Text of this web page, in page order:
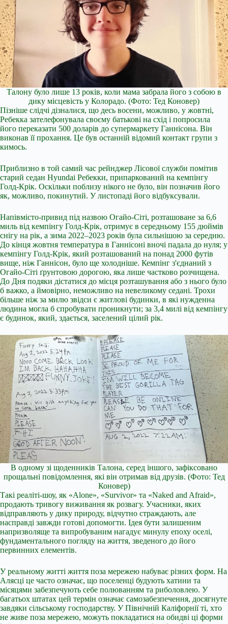
Талону було лише 13 років, коли мама забрала його з собою в
дику місцевість у Колорадо. (Фото: Тед Коновер)
Пізніше слідчі дізналися, що десь восени, можливо, у жовтні,
Ребекка зателефонувала своєму батькові на схід і попросила
його переказати 500 доларів до супермаркету Ганнісона. Він
виконав її прохання. Це був останній відомий контакт групи з
кимось.
Приблизно в той самий час рейнджер Лісової служби помітив
старий седан Hyundai Ребекки, припаркований на кемпінгу
Голд-Крік. Оскільки поблизу нікого не було, він позначив його
як, можливо, покинутий. У листопаді його відбуксували.
Напівмісто-привид під назвою Огайо-Сіті, розташоване за 6,6
миль від кемпінгу Голд-Крік, отримує в середньому 155 дюймів
снігу на рік, а зима 2022–2023 років була сильнішою за середню.
До кінця жовтня температура в Ганнісоні вночі падала до нуля; у
кемпінгу Голд-Крік, який розташований на понад 2000 футів
вище, ніж Ганнісон, було ще холодніше. Кемпінг з'єднаний з
Огайо-Сіті ґрунтовою дорогою, яка лише частково розчищена.
До Дня подяки дістатися до місця розташування або з нього було
б важко, а ймовірно, неможливо на невеликому седані. Трохи
більше ніж за милю звідси є житлові будинки, в які нужденна
людина могла б спробувати проникнути; за 3,4 милі від кемпінгу
є будинок, який, здається, заселений цілий рік.
В одному зі щоденників Талона, серед іншого, зафіксовано
прощальні повідомлення, які він отримав від друзів. (Фото: Тед
Коновер)
Такі реаліті-шоу, як «Alone», «Survivor» та «Naked and Afraid»,
продають тривогу виживання як розвагу. Учасники, яких
відправляють у дику природу, відчутно страждають, але
насправді завжди готові допомогти. Ідея бути залишеним
напризволяще та випробуваним нагадує минулу епоху оселі,
фундаментального погляду на життя, зведеного до його
первинних елементів.
У реальному житті життя поза мережею набуває різних форм. На
Алясці це часто означає, що поселенці будують хатини та
місяцями забезпечують себе полюванням та риболовлею. У
багатьох штатах цей термін означає самозабезпечення, досягнуте
завдяки сільському господарству. У Північній Каліфорнії ті, хто
не живе поза мережею, можуть покладатися на обидві ці форми